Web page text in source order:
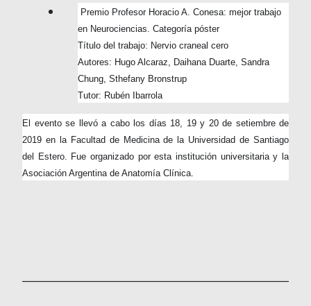
Premio Profesor Horacio A. Conesa: mejor trabajo
en Neurociencias. Categoría póster
Título del trabajo: Nervio craneal cero
Autores: Hugo Alcaraz, Daihana Duarte, Sandra
Chung, Sthefany Bronstrup
Tutor: Rubén Ibarrola
El evento se llevó a cabo los días 18, 19 y 20 de setiembre de
2019 en la Facultad de Medicina de la Universidad de Santiago
del Estero. Fue organizado por esta institución universitaria y la
Asociación Argentina de Anatomía Clínica.